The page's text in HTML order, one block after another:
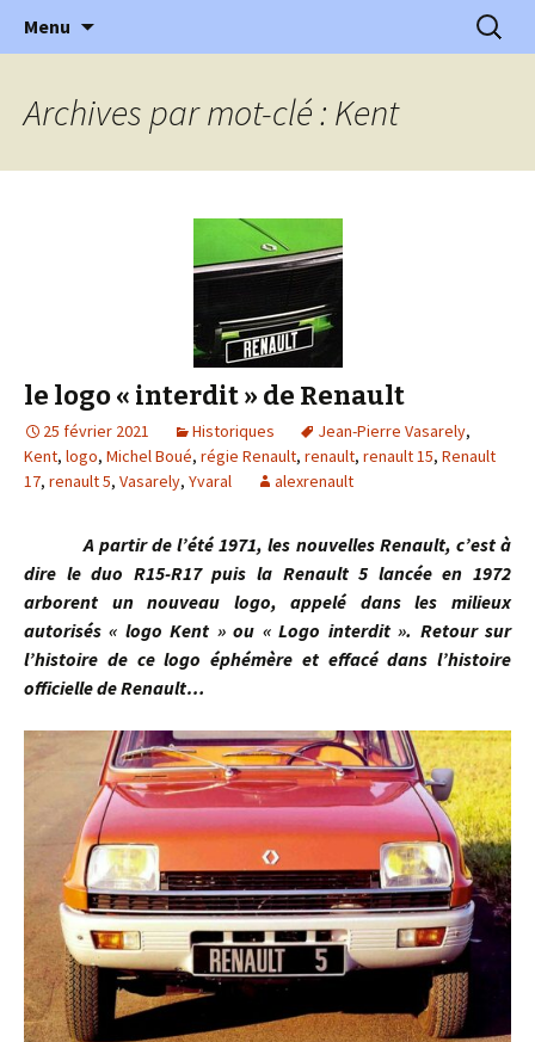
l'Automobile Ancienne
l'automobile ancienne : articles, historiques
…
Menu
Archives par mot-clé : Kent
le logo « interdit » de Renault
25 février 2021 Historiques Jean-Pierre Vasarely,
Kent, logo, Michel Boué, régie Renault, renault, renault 15, Renault
17, renault 5, Vasarely, Yvaral alexrenault
A partir de l’été 1971, les nouvelles Renault, c’est à
dire le duo R15-R17 puis la Renault 5 lancée en 1972
arborent un nouveau logo, appelé dans les milieux
autorisés « logo Kent » ou « Logo interdit ». Retour sur
l’histoire de ce logo éphémère et effacé dans l’histoire
officielle de Renault…